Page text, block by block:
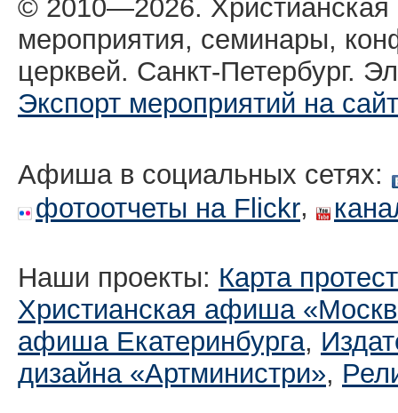
© 2010—2026.
мероприятия, семинары,
церквей. Санкт-Петербург.
Экспорт мероприятий на сайт
Афиша в социальных сетях:
фотоотчеты на Flickr,
Наши проекты: Карта
Христианская афиша
афиша Екатеринбургa,
дизайна «Артминистри»,